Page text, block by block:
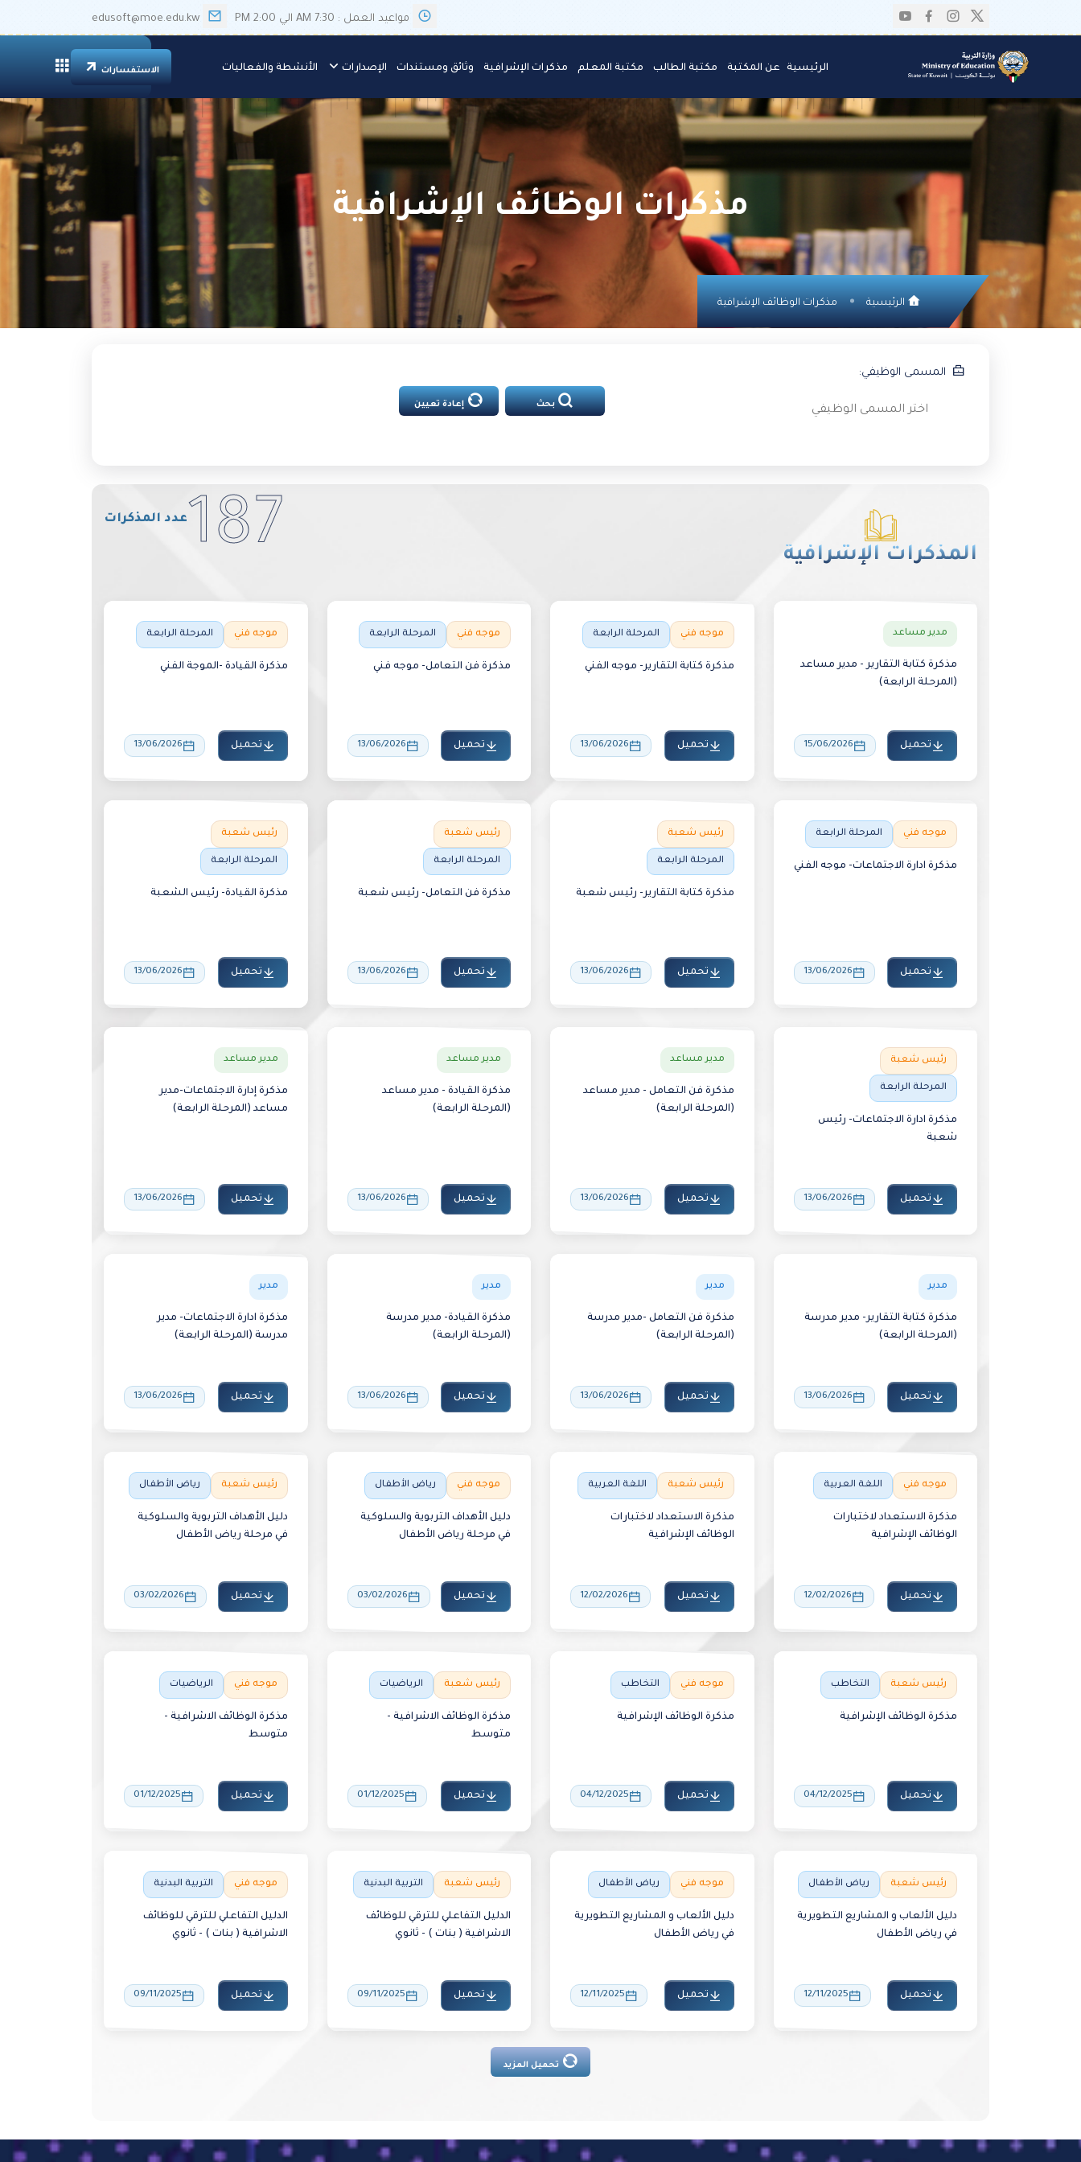
مواعيد العمل : 7:30 AM الي 2:00 PM
الرئيسية عن المكتبة مكتبة الطالب مكتبة المعلم مذكرات الإشرافية وثائق ومستندات الإصدارات الأنشطة والفعاليات الاستفسارات
مذكرات الوظائف الإشرافية
الرئيسية مذكرات الوظائف الإشرافية
المسمى الوظيفي:
بحث إعادة تعيين
المذكرات الإشرافية 187 عدد المذكرات
مدير مساعد
مذكرة كتابة التقارير - مدير مساعد
(المرحلة الرابعة)
15/06/2026 تحميل
موجه فني المرحلة الرابعة
مذكرة كتابة التقارير- موجه الفني
13/06/2026 تحميل
موجه فني المرحلة الرابعة
مذكرة فن التعامل- موجه فني
13/06/2026 تحميل
موجه فني المرحلة الرابعة
مذكرة القيادة -الموجة الفني
13/06/2026 تحميل
موجه فني المرحلة الرابعة
مذكرة ادارة الاجتماعات- موجه الفني
13/06/2026 تحميل
رئيس شعبة
المرحلة الرابعة
مذكرة كتابة التقارير- رئيس شعبة
13/06/2026 تحميل
رئيس شعبة
المرحلة الرابعة
مذكرة فن التعامل- رئيس شعبة
13/06/2026 تحميل
رئيس شعبة
المرحلة الرابعة
مذكرة القيادة- رئيس الشعبة
13/06/2026 تحميل
رئيس شعبة
المرحلة الرابعة
مذكرة ادارة الاجتماعات- رئيس
شعبة
13/06/2026 تحميل
مدير مساعد
مذكرة فن التعامل - مدير مساعد
(المرحلة الرابعة)
13/06/2026 تحميل
مدير مساعد
مذكرة القيادة - مدير مساعد
(المرحلة الرابعة)
13/06/2026 تحميل
مدير مساعد
مذكرة إدارة الاجتماعات-مدير
مساعد (المرحلة الرابعة)
13/06/2026 تحميل
مدير
مذكرة كتابة التقارير- مدير مدرسة
(المرحلة الرابعة)
13/06/2026 تحميل
مدير
مذكرة فن التعامل -مدير مدرسة
(المرحلة الرابعة)
13/06/2026 تحميل
مدير
مذكرة القيادة- مدير مدرسة
(المرحلة الرابعة)
13/06/2026 تحميل
مدير
مذكرة ادارة الاجتماعات- مدير
مدرسة (المرحلة الرابعة)
13/06/2026 تحميل
موجه فني اللغة العربية
مذكرة الاستعداد لاختبارات
الوظائف الإشرافية
12/02/2026 تحميل
رئيس شعبة اللغة العربية
مذكرة الاستعداد لاختبارات
الوظائف الإشرافية
12/02/2026 تحميل
موجه فني رياض الأطفال
دليل الأهداف التربوية والسلوكية
في مرحلة رياض الأطفال
03/02/2026 تحميل
رئيس شعبة رياض الأطفال
دليل الأهداف التربوية والسلوكية
في مرحلة رياض الأطفال
03/02/2026 تحميل
رئيس شعبة التخاطب
مذكرة الوظائف الإشرافية
04/12/2025 تحميل
موجه فني التخاطب
مذكرة الوظائف الإشرافية
04/12/2025 تحميل
رئيس شعبة الرياضيات
مذكرة الوظائف الاشرافية -
متوسط
01/12/2025 تحميل
موجه فني الرياضيات
مذكرة الوظائف الاشرافية -
متوسط
01/12/2025 تحميل
رئيس شعبة رياض الأطفال
دليل الألعاب و المشاريع التطويرية
في رياض الأطفال
12/11/2025 تحميل
موجه فني رياض الأطفال
دليل الألعاب و المشاريع التطويرية
في رياض الأطفال
12/11/2025 تحميل
رئيس شعبة التربية البدنية
الدليل التفاعلي للترقي للوظائف
الاشرافية ( بنات ) - ثانوي
09/11/2025 تحميل
موجه فني التربية البدنية
الدليل التفاعلي للترقي للوظائف
الاشرافية ( بنات ) - ثانوي
09/11/2025 تحميل
تحميل المزيد